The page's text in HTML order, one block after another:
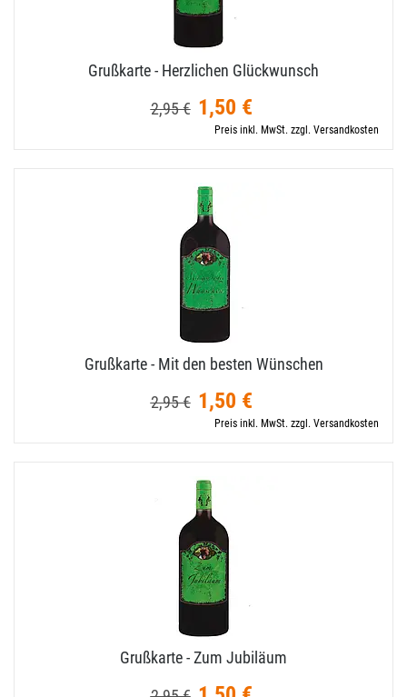
Grußkarte - Herzlichen Glückwunsch
2,95 € 1,50 €
Preis inkl. MwSt. zzgl. Versandkosten
Grußkarte - Mit den besten Wünschen
2,95 € 1,50 €
Preis inkl. MwSt. zzgl. Versandkosten
Grußkarte - Zum Jubiläum